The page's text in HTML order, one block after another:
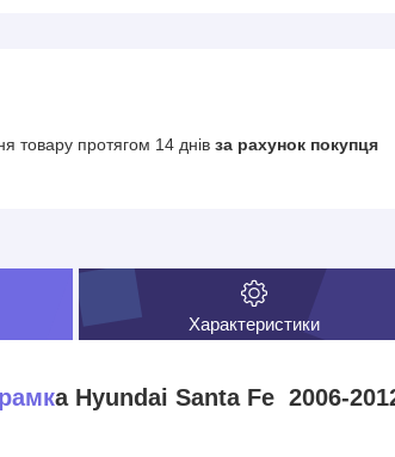
товару протягом 14 днів за рахунок покупця
Характеристики
а Hyundai Santa Fe 2006-